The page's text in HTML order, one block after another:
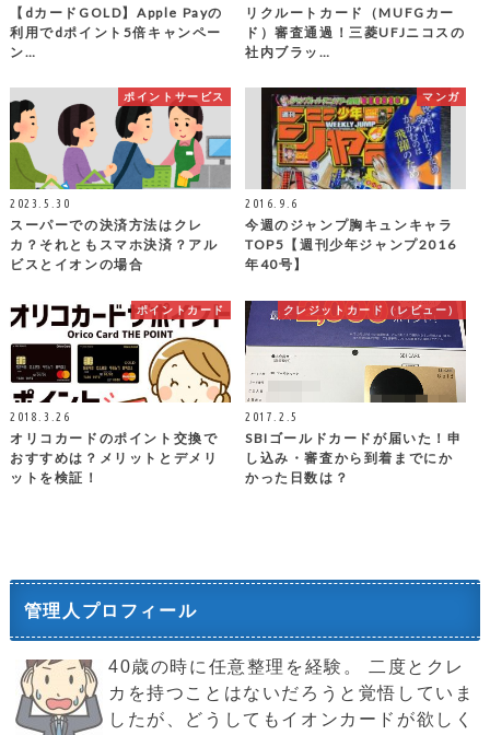
【dカードGOLD】Apple Payの
利用でdポイント5倍キャンペー
ン…
リクルートカード（MUFGカー
ド）審査通過！三菱UFJニコスの
社内ブラッ…
ポイントサービス
2023.5.30
スーパーでの決済方法はクレ
カ？それともスマホ決済？アル
ビスとイオンの場合
マンガ
2016.9.6
今週のジャンプ胸キュンキャラ
TOP5【週刊少年ジャンプ2016
年40号】
ポイントカード
2018.3.26
オリコカードのポイント交換で
おすすめは？メリットとデメリ
ットを検証！
クレジットカード（レビュー）
2017.2.5
SBIゴールドカードが届いた！申
し込み・審査から到着までにか
かった日数は？
管理人プロフィール
40歳の時に任意整理を経験。 二度とクレ
カを持つことはないだろうと覚悟していま
したが、どうしてもイオンカードが欲しく